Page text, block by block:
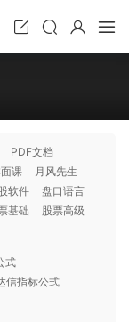
PDF文档
课
月风先生
软件
盘口语言
基础
股票高级
式
信指标公式